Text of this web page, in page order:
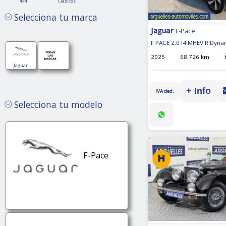
Jaguar F-Pace
F PACE 2.0 I4 MHEV R
2025
68.726 km
IVA ded. + Info
Selecciona tu marca
Jaguar
Selecciona tu modelo
F-Pace